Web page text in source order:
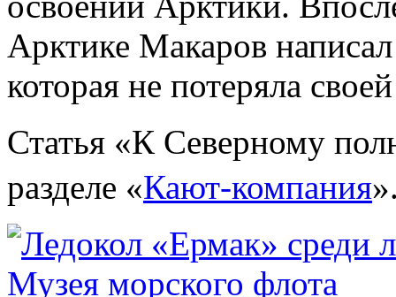
Арктике Макаров
которая не потеряла
Статья «К Северному
разделе «Кают-компания»